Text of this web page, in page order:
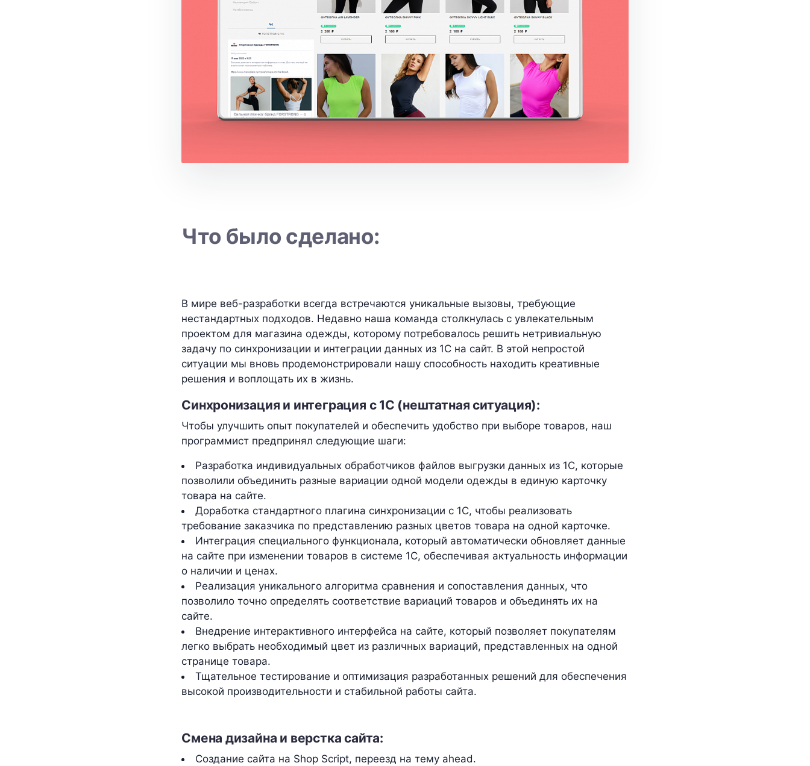
Что было сделано:
В мире веб-разработки всегда встречаются уникальные вызовы, требующие
нестандартных подходов. Недавно наша команда столкнулась с увлекательным
проектом для магазина одежды, которому потребовалось решить нетривиальную
задачу по синхронизации и интеграции данных из 1С на сайт. В этой непростой
ситуации мы вновь продемонстрировали нашу способность находить креативные
решения и воплощать их в жизнь.
Синхронизация и интеграция с 1С (нештатная ситуация):
Чтобы улучшить опыт покупателей и обеспечить удобство при выборе товаров, наш
программист предпринял следующие шаги:
Разработка индивидуальных обработчиков файлов выгрузки данных из 1С, которые
позволили объединить разные вариации одной модели одежды в единую карточку
товара на сайте.
Доработка стандартного плагина синхронизации с 1С, чтобы реализовать
требование заказчика по представлению разных цветов товара на одной карточке.
Интеграция специального функционала, который автоматически обновляет данные
на сайте при изменении товаров в системе 1С, обеспечивая актуальность информации
о наличии и ценах.
Реализация уникального алгоритма сравнения и сопоставления данных, что
позволило точно определять соответствие вариаций товаров и объединять их на
сайте.
Внедрение интерактивного интерфейса на сайте, который позволяет покупателям
легко выбрать необходимый цвет из различных вариаций, представленных на одной
странице товара.
Тщательное тестирование и оптимизация разработанных решений для обеспечения
высокой производительности и стабильной работы сайта.
Смена дизайна и верстка сайта:
Создание сайта на Shop Script, переезд на тему ahead.